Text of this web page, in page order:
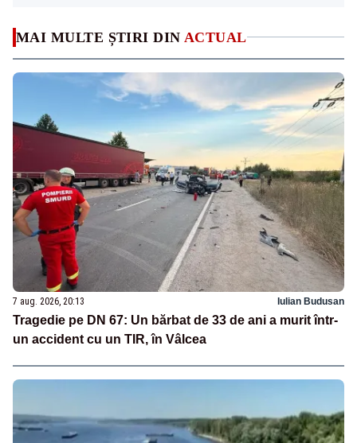
MAI MULTE ȘTIRI DIN ACTUAL
7 aug. 2026, 20:13 Iulian Budusan
Tragedie pe DN 67: Un bărbat de 33 de ani a murit într-
un accident cu un TIR, în Vâlcea